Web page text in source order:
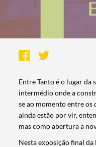
Entre Tanto é o lugar da
intermédio onde a
se ao momento entre
ainda estão por vir,
mas como abertura a
Nesta exposição final